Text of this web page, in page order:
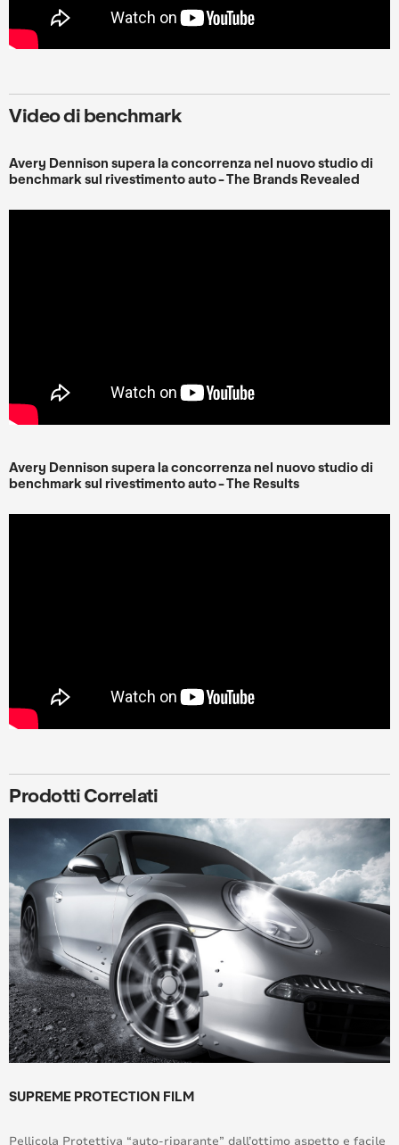
Video di benchmark
Avery Dennison supera la concorrenza nel nuovo studio di
benchmark sul rivestimento auto - The Brands Revealed
Avery Dennison supera la concorrenza nel nuovo studio di
benchmark sul rivestimento auto - The Results
Prodotti Correlati
SUPREME PROTECTION FILM
Pellicola Protettiva “auto-riparante” dall’ottimo aspetto e facile